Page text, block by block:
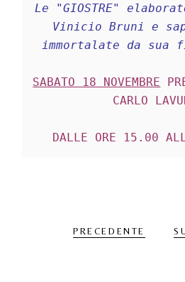
Le "GIOSTRE"
Vinicio Bruni e
immortalate da sua
SABATO 18 NOVEMBRE
CARLO
DALLE ORE 15.00
PRECEDENTE